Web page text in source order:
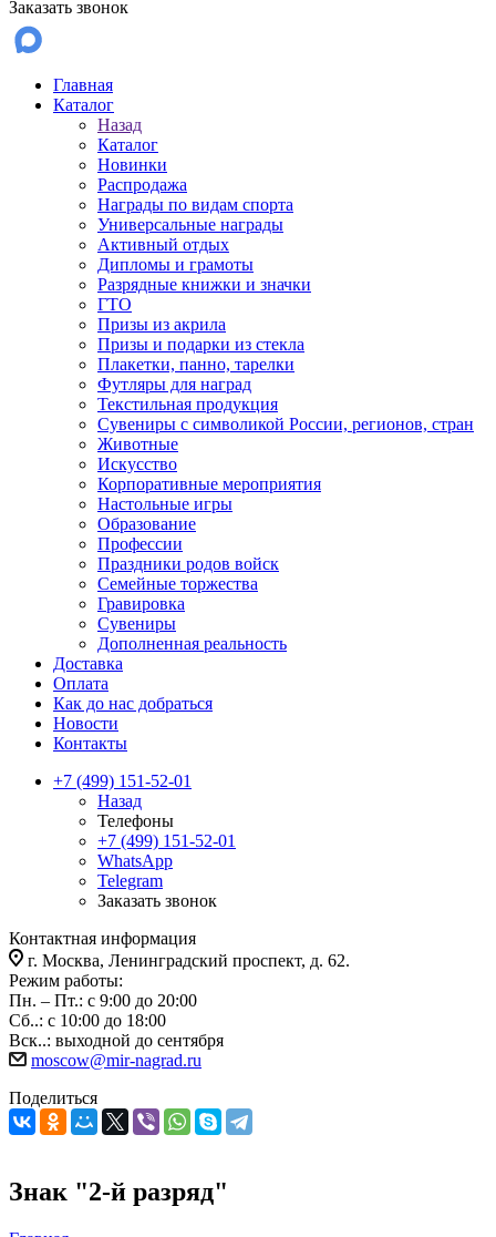
Заказать звонок
Главная
Каталог
Назад
Каталог
Новинки
Распродажа
Награды по видам спорта
Универсальные награды
Активный отдых
Дипломы и грамоты
Разрядные книжки и значки
ГТО
Призы из акрила
Призы и подарки из стекла
Плакетки, панно, тарелки
Футляры для наград
Текстильная продукция
Сувениры с символикой России, регионов, стран
Животные
Искусство
Корпоративные мероприятия
Настольные игры
Образование
Профессии
Праздники родов войск
Семейные торжества
Гравировка
Сувениры
Дополненная реальность
Доставка
Оплата
Как до нас добраться
Новости
Контакты
+7 (499) 151-52-01
Назад
Телефоны
+7 (499) 151-52-01
WhatsApp
Telegram
Заказать звонок
Контактная информация
г. Москва, Ленинградский проспект, д. 62.
Режим работы:
Пн. – Пт.: с 9:00 до 20:00
Сб..: с 10:00 до 18:00
Вск..: выходной до сентября
moscow@mir-nagrad.ru
Поделиться
Знак "2-й разряд"